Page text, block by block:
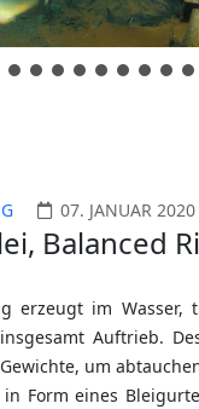
07. JANUAR 2020
Balanced
erzeugt im Wasser,
Auftrieb.
um
Form eines